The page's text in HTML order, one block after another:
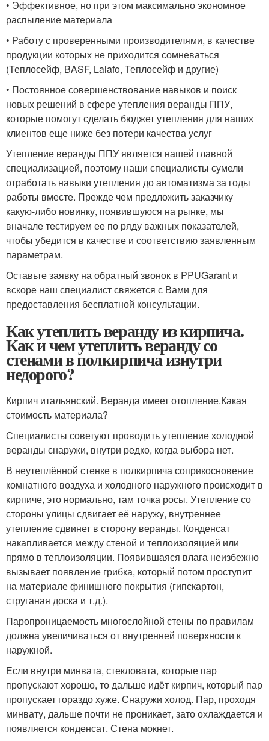
• Эффективное, но при этом максимально экономное
распыление материала
• Работу с проверенными производителями, в качестве
продукции которых не приходится сомневаться
(Теплосейф, BASF, Lalafo, Теплосейф и другие)
• Постоянное совершенствование навыков и поиск
новых решений в сфере утепления веранды ППУ,
которые помогут сделать бюджет утепления для наших
клиентов еще ниже без потери качества услуг
Утепление веранды ППУ является нашей главной
специализацией, поэтому наши специалисты сумели
отработать навыки утепления до автоматизма за годы
работы вместе. Прежде чем предложить заказчику
какую-либо новинку, появившуюся на рынке, мы
вначале тестируем ее по ряду важных показателей,
чтобы убедится в качестве и соответствию заявленным
параметрам.
Оставьте заявку на обратный звонок в PPUGarant и
вскоре наш специалист свяжется с Вами для
предоставления бесплатной консультации.
Как утеплить веранду из кирпича.
Как и чем утеплить веранду со
стенами в полкирпича изнутри
недорого?
Кирпич итальянский. Веранда имеет отопление.Какая
стоимость материала?
Специалисты советуют проводить утепление холодной
веранды снаружи, внутри редко, когда выбора нет.
В неутеплённой стенке в полкирпича соприкосновение
комнатного воздуха и холодного наружного происходит в
кирпиче, это нормально, там точка росы. Утепление со
стороны улицы сдвигает её наружу, внутреннее
утепление сдвинет в сторону веранды. Конденсат
накапливается между стеной и теплоизоляцией или
прямо в теплоизоляции. Появившаяся влага неизбежно
вызывает появление грибка, который потом проступит
на материале финишного покрытия (гипскартон,
струганая доска и т.д.).
Паропроницаемость многослойной стены по правилам
должна увеличиваться от внутренней поверхности к
наружной.
Если внутри минвата, стекловата, которые пар
пропускают хорошо, то дальше идёт кирпич, который пар
пропускает гораздо хуже. Снаружи холод. Пар, проходя
минвату, дальше почти не проникает, зато охлаждается и
появляется конденсат. Стена мокнет.